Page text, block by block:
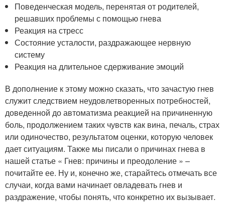
Поведенческая модель, перенятая от родителей,
решавших проблемы с помощью гнева
Реакция на стресс
Состояние усталости, раздражающее нервную
систему
Реакция на длительное сдерживание эмоций
В дополнение к этому можно сказать, что зачастую гнев
служит следствием неудовлетворенных потребностей,
доведенной до автоматизма реакцией на причиненную
боль, продолжением таких чувств как вина, печаль, страх
или одиночество, результатом оценки, которую человек
дает ситуациям. Также мы писали о причинах гнева в
нашей статье « Гнев: причины и преодоление » –
почитайте ее. Ну и, конечно же, старайтесь отмечать все
случаи, когда вами начинает овладевать гнев и
раздражение, чтобы понять, что конкретно их вызывает.